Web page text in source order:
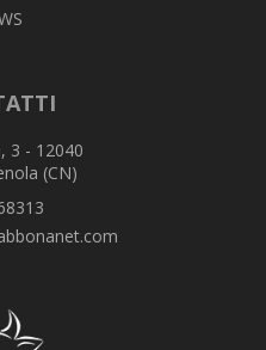
3 - 12040
(CN)